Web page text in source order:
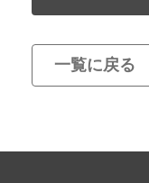
一覧に戻る